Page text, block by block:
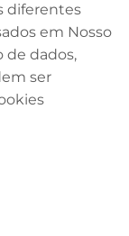
diferentes
em Nosso
de dados,
ser